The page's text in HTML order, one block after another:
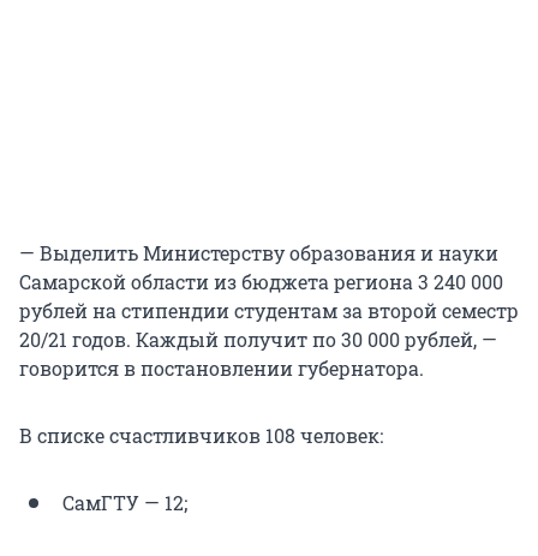
— Выделить Министерству образования и науки
Самарской области из бюджета региона 3 240 000
рублей на стипендии студентам за второй семестр
20/21 годов. Каждый получит по 30 000 рублей, —
говорится в постановлении губернатора.
В списке счастливчиков 108 человек:
СамГТУ — 12;